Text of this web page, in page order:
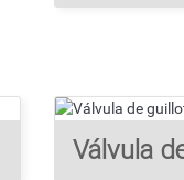
Válvula